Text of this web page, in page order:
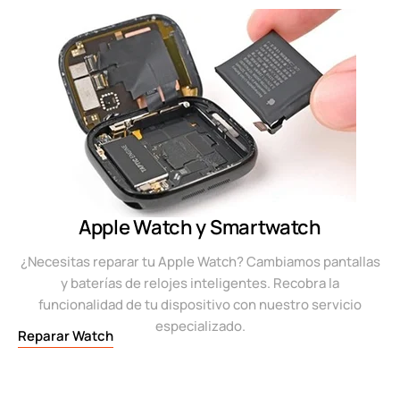
Apple Watch y Smartwatch
¿Necesitas reparar tu Apple Watch? Cambiamos pantallas
y baterías de relojes inteligentes. Recobra la
funcionalidad de tu dispositivo con nuestro servicio
especializado.
Reparar Watch